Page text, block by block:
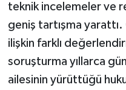
teknik incelemeler ve
geniş tartışma yarattı.
ilişkin farklı
soruşturma yıllarca
ailesinin yürüttüğü